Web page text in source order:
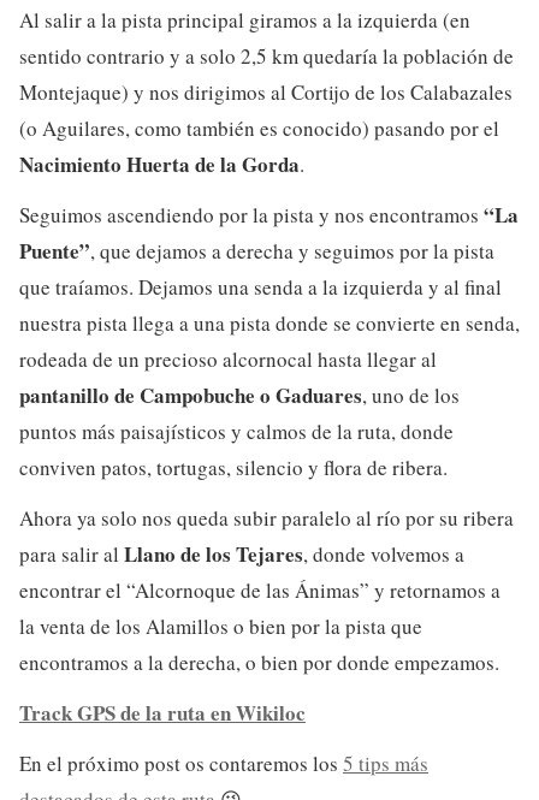
Al salir a la pista principal giramos a la izquierda (en
sentido contrario y a solo 2,5 km quedaría la población de
Montejaque) y nos dirigimos al Cortijo de los Calabazales
(o Aguilares, como también es conocido) pasando por el
Nacimiento Huerta de la Gorda.
Seguimos ascendiendo por la pista y nos encontramos “La
Puente”, que dejamos a derecha y seguimos por la pista
que traíamos. Dejamos una senda a la izquierda y al final
nuestra pista llega a una pista donde se convierte en senda,
rodeada de un precioso alcornocal hasta llegar al
pantanillo de Campobuche o Gaduares, uno de los
puntos más paisajísticos y calmos de la ruta, donde
conviven patos, tortugas, silencio y flora de ribera.
Ahora ya solo nos queda subir paralelo al río por su ribera
para salir al Llano de los Tejares, donde volvemos a
encontrar el “Alcornoque de las Ánimas” y retornamos a
la venta de los Alamillos o bien por la pista que
encontramos a la derecha, o bien por donde empezamos.
Track GPS de la ruta en Wikiloc
En el próximo post os contaremos los 5 tips más